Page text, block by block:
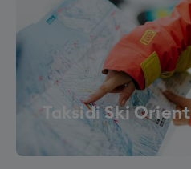
Taksidi Ski Orient